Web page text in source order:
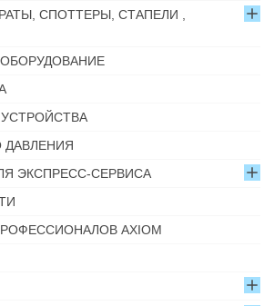
СПОТТЕРЫ, СТАПЕЛИ ,
ЭКСПРЕСС-СЕРВИСА
AXIOM